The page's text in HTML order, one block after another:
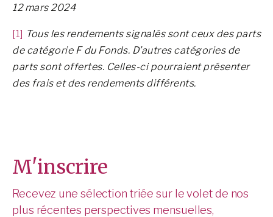
12 mars 2024
[1] Tous les rendements signalés sont ceux des parts
de catégorie F du Fonds. D’autres catégories de
parts sont offertes. Celles-ci pourraient présenter
des frais et des rendements différents.
M'inscrire
Recevez une sélection triée sur le volet de nos
plus récentes perspectives mensuelles,